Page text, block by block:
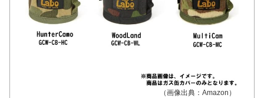
（画像出典：Amazon）